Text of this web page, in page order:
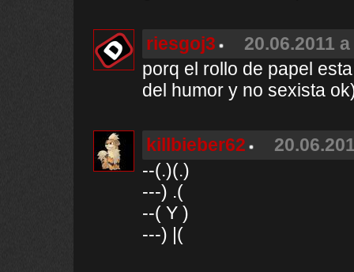
riesgoj3
20.06.2011
porq el rollo de papel
del humor y no sexista
killbieber62
--(.)(.)
---) .(
--( Y )
---) |(